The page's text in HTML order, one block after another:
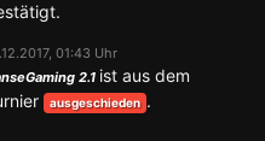
01:43 Uhr
2.1 ist aus dem
ausgeschieden .